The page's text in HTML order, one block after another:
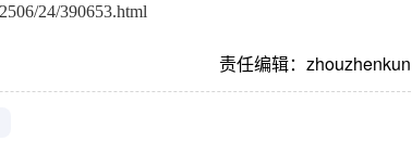
24/390653.html
责任编辑：zhouzhenkun